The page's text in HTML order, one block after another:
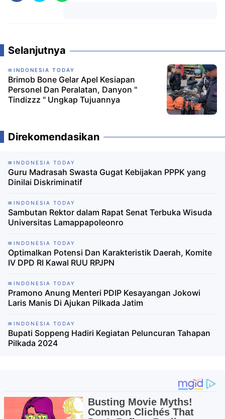
Selanjutnya
INDONESIA TODAY
Brimob Bone Gelar Apel Kesiapan
Personel Dan Peralatan, Danyon "
Tindizzz " Ungkap Tujuannya
Direkomendasikan
INDONESIA TODAY
Guru Madrasah Swasta Gugat Kebijakan PPPK yang
Dinilai Diskriminatif
INDONESIA TODAY
Sambutan Rektor dalam Rapat Senat Terbuka Wisuda
Universitas Lamappapoleonro
INDONESIA TODAY
Optimalkan Potensi Dan Karakteristik Daerah, Komite
IV DPD RI Kawal RUU RPJPN
INDONESIA TODAY
Pramono Anung Menteri PDIP Kesayangan Jokowi
Laris Manis Di Ajukan Pilkada Jatim
INDONESIA TODAY
Bupati Soppeng Hadiri Kegiatan Peluncuran Tahapan
Pilkada 2024